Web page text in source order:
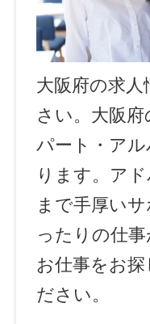
大阪府の求
さい。大阪
パート・ア
ります。ア
まで手厚い
ったりの仕
お仕事をお
ださい。